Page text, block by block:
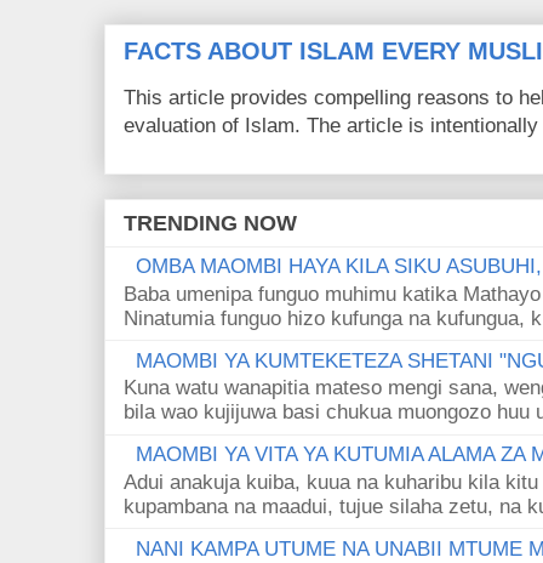
FACTS ABOUT ISLAM EVERY
This article provides compelling reasons to
evaluation of Islam. The article is
TRENDING NOW
OMBA MAOMBI HAYA KILA SIKU
Baba umenipa funguo muhimu katika
Ninatumia funguo hizo kufunga na kufungua,
MAOMBI YA KUMTEKETEZA SHETANI
Kuna watu wanapitia mateso mengi sana,
bila wao kujijuwa basi chukua muongozo huu
MAOMBI YA VITA YA KUTUMIA ALAMA ZA
Adui anakuja kuiba, kuua na kuharibu kila
kupambana na maadui, tujue silaha zetu, na
NANI KAMPA UTUME NA UNABII MTUME